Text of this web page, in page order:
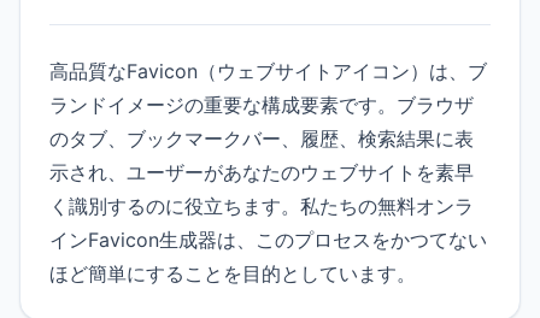
高品質なFavicon（ウェブサイトアイコン）は、ブ
ランドイメージの重要な構成要素です。ブラウザ
のタブ、ブックマークバー、履歴、検索結果に表
示され、ユーザーがあなたのウェブサイトを素早
く識別するのに役立ちます。私たちの無料オンラ
インFavicon生成器は、このプロセスをかつてない
ほど簡単にすることを目的としています。